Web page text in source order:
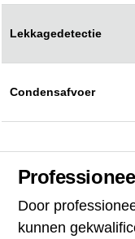
Lekkagedetectie
Condensafvoer
Door
kunnen